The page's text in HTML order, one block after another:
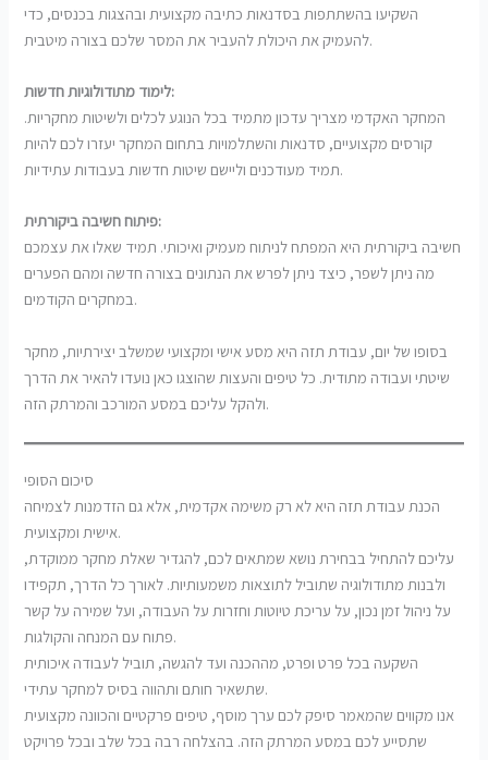
השקיעו בהשתתפות בסדנאות כתיבה מקצועית ובהצגות בכנסים, כדי
להעמיק את היכולת להעביר את המסר שלכם בצורה מיטבית.
לימוד מתודולוגיות חדשות:
המחקר האקדמי מצריך עדכון מתמיד בכל הנוגע לכלים ולשיטות מחקריות.
קורסים מקצועיים, סדנאות והשתלמויות בתחום המחקר יעזרו לכם להיות
תמיד מעודכנים וליישם שיטות חדשות בעבודות עתידיות.
פיתוח חשיבה ביקורתית:
חשיבה ביקורתית היא המפתח לניתוח מעמיק ואיכותי. תמיד שאלו את עצמכם
מה ניתן לשפר, כיצד ניתן לפרש את הנתונים בצורה חדשה ומהם הפערים
במחקרים הקודמים.
בסופו של יום, עבודת תזה היא מסע אישי ומקצועי שמשלב יצירתיות, מחקר
שיטתי ועבודה מתודית. כל טיפים והעצות שהוצגו כאן נועדו להאיר את הדרך
ולהקל עליכם במסע המורכב והמרתק הזה.
סיכום הסופי
הכנת עבודת תזה היא לא רק משימה אקדמית, אלא גם הזדמנות לצמיחה
אישית ומקצועית.
עליכם להתחיל בבחירת נושא שמתאים לכם, להגדיר שאלת מחקר ממוקדת,
ולבנות מתודולוגיה שתוביל לתוצאות משמעותיות. לאורך כל הדרך, תקפידו
על ניהול זמן נכון, על עריכת טיוטות וחזרות על העבודה, ועל שמירה על קשר
פתוח עם המנחה והקולגות.
השקעה בכל פרט ופרט, מההכנה ועד להגשה, תוביל לעבודה איכותית
שתשאיר חותם ותהווה בסיס למחקר עתידי.
אנו מקווים שהמאמר סיפק לכם ערך מוסף, טיפים פרקטיים והכוונה מקצועית
שתסייע לכם במסע המרתק הזה. בהצלחה רבה בכל שלב ובכל פרויקט